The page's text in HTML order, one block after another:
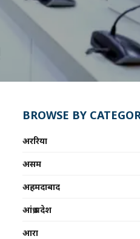
BROWSE BY
अररिया
असम
अहमदाबाद
आंध्र प्रदेश
आरा